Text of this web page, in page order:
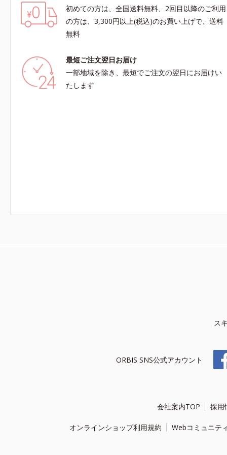
初めての方は、全国送料無料、2回目以降のご利用
の方は、3,300円以上(税込)のお買い上げで、送料
無料
最短ご注文翌日お届け
一部地域を除き、最短でご注文の翌日にお届けい
たします
ス
ORBIS SNS公式アカウント
会社案内TOP 採用
オンラインショップ利用規約 Webコミュニテ